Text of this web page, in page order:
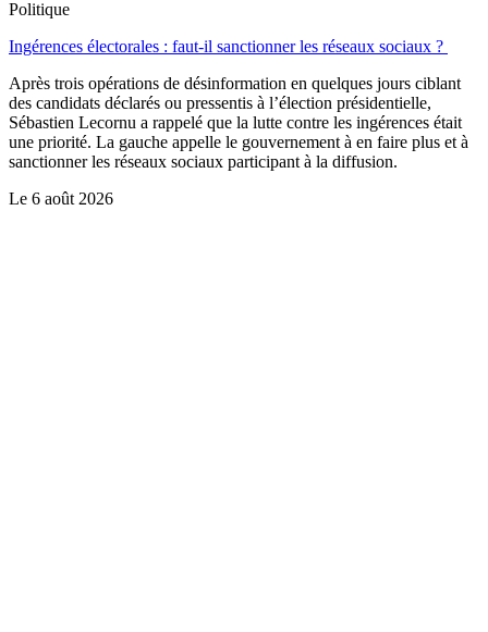
Politique
Ingérences électorales : faut-il sanctionner les réseaux sociaux ?
Après trois opérations de désinformation en quelques jours ciblant
des candidats déclarés ou pressentis à l’élection présidentielle,
Sébastien Lecornu a rappelé que la lutte contre les ingérences était
une priorité. La gauche appelle le gouvernement à en faire plus et à
sanctionner les réseaux sociaux participant à la diffusion.
Le 6 août 2026